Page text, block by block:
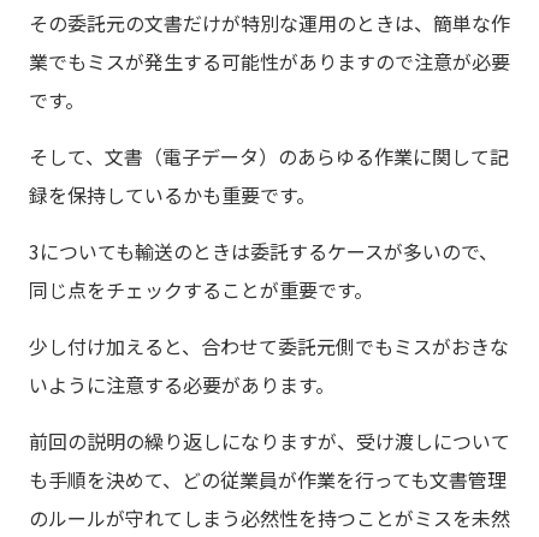
その委託元の文書だけが特別な運用のときは、簡単な作
業でもミスが発生する可能性がありますので注意が必要
です。
そして、文書（電子データ）のあらゆる作業に関して記
録を保持しているかも重要です。
3についても輸送のときは委託するケースが多いので、
同じ点をチェックすることが重要です。
少し付け加えると、合わせて委託元側でもミスがおきな
いように注意する必要があります。
前回の説明の繰り返しになりますが、受け渡しについて
も手順を決めて、どの従業員が作業を行っても文書管理
のルールが守れてしまう必然性を持つことがミスを未然